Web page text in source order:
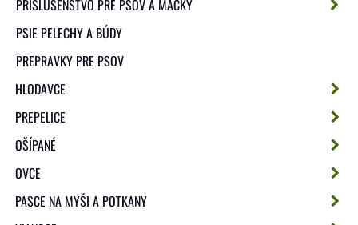
PRÍSLUŠENSTVO PRE PSOV A MAČKY
PSIE PELECHY A BÚDY
PREPRAVKY PRE PSOV
HLODAVCE
PREPELICE
OŠÍPANÉ
OVCE
PASCE NA MYŠI A POTKANY